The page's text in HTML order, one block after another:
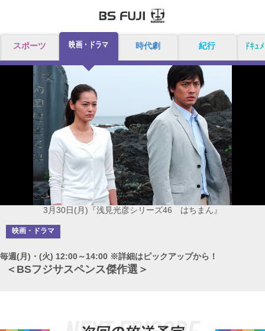
スポーツ 映画・ドラマ 時代劇 紀行 ドキュ
3月30日(月)『浅見光彦シリーズ46 はちまん』
映画・ドラマ
毎週(月)・(火) 12:00～14:00 ※詳細はピックアップから！
＜BSフジサスペンス傑作選＞